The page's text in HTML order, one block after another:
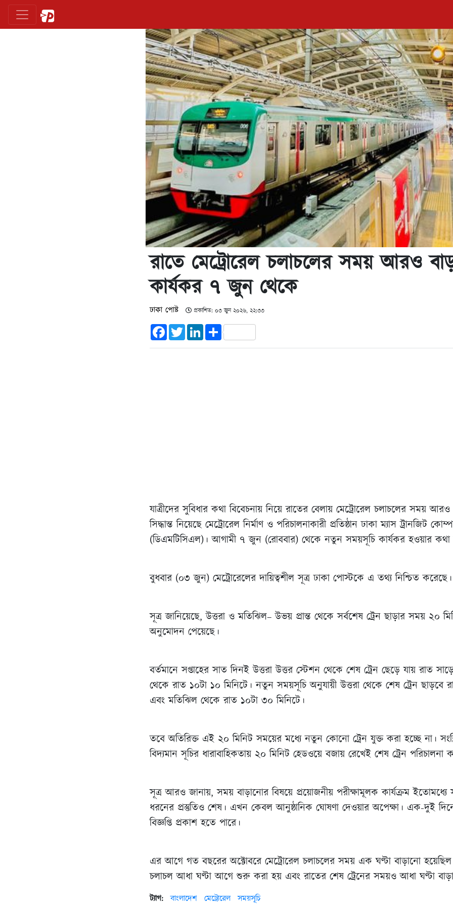
রাতে মেট্রোরেল চলাচলের সময় আরও
কার্যকর ৭ জুন থেকে
ঢাকা পোষ্ট প্রকাশিত: ০৩ জুন ২০২৬, ২২:৩৩
FacebookTwitterLinkedInShare
যাত্রীদের সুবিধার কথা বিবেচনায় নিয়ে রাতের বেলায় মেট্রোরেল চলাচলের সময়
সিদ্ধান্ত নিয়েছে মেট্রোরেল নির্মাণ ও পরিচালনাকারী প্রতিষ্ঠান ঢাকা ম্যাস ট্রানজিট
(ডিএমটিসিএল)। আগামী ৭ জুন (রোববার) থেকে নতুন সময়সূচি কার্যকর হওয়ার কথা
বুধবার (০৩ জুন) মেট্রোরেলের দায়িত্বশীল সূত্র ঢাকা পোস্টকে এ তথ্য নিশ্চিত করেছে।
সূত্র জানিয়েছে, উত্তরা ও মতিঝিল– উভয় প্রান্ত থেকে সর্বশেষ ট্রেন ছাড়ার সময় ২০
অনুমোদন পেয়েছে।
বর্তমানে সপ্তাহের সাত দিনই উত্তরা উত্তর স্টেশন থেকে শেষ ট্রেন ছেড়ে যায় রাত
থেকে রাত ১০টা ১০ মিনিটে। নতুন সময়সূচি অনুযায়ী উত্তরা থেকে শেষ ট্রেন ছাড়বে
এবং মতিঝিল থেকে রাত ১০টা ৩০ মিনিটে।
তবে অতিরিক্ত এই ২০ মিনিট সময়ের মধ্যে নতুন কোনো ট্রেন যুক্ত করা হচ্ছে না।
বিদ্যমান সূচির ধারাবাহিকতায় ২০ মিনিট হেডওয়ে বজায় রেখেই শেষ ট্রেন পরিচালনা
সূত্র আরও জানায়, সময় বাড়ানোর বিষয়ে প্রয়োজনীয় পরীক্ষামূলক কার্যক্রম ইতোমধ্যে
ধরনের প্রস্তুতিও শেষ। এখন কেবল আনুষ্ঠানিক ঘোষণা দেওয়ার অপেক্ষা। এক-দুই
বিজ্ঞপ্তি প্রকাশ হতে পারে।
এর আগে গত বছরের অক্টোবরে মেট্রোরেল চলাচলের সময় এক ঘণ্টা বাড়ানো
চলাচল আধা ঘণ্টা আগে শুরু করা হয় এবং রাতের শেষ ট্রেনের সময়ও আধা ঘণ্টা
ট্যাগ: বাংলাদেশ মেট্রোরেল সময়সূচি